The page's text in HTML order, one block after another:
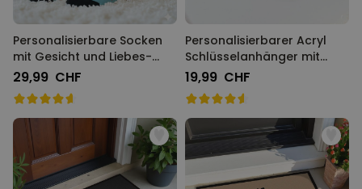
Personalisierbare Socken
mit Gesicht und Liebes-
Designs
29,99 CHF
Personalisierbarer Acryl
Schlüsselanhänger mit
Foto und Song
19,99 CHF